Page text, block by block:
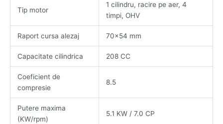
Tip motor
1 cilindru, racire pe aer, 4
timpi, OHV
Raport cursa alezaj 70×54 mm
Capacitate cilindrica 208 CC
Coeficient de
compresie
8.5
Putere maxima
(KW/rpm)
5.1 KW / 7.0 CP